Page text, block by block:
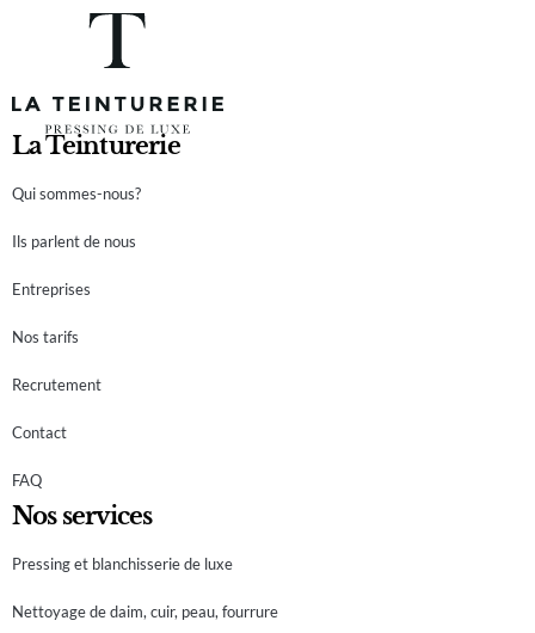
La Teinturerie
Qui sommes-nous?
Ils parlent de nous
Entreprises
Nos tarifs
Recrutement
Contact
FAQ
Nos services
Pressing et blanchisserie de luxe
Nettoyage de daim, cuir, peau, fourrure